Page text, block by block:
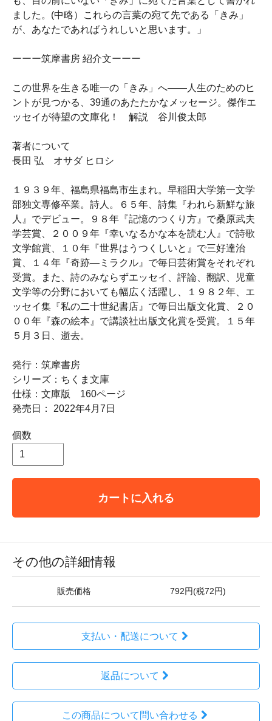
ました。(中略）これらの言葉の宛て先である「きみ」
が、あなたであればうれしいと思います。」
ーーー筑摩書房 紹介文ーーー
この世界を生きる唯一の「きみ」へ――人生のためのヒ
ントが見つかる、39通のあたたかなメッセージ。傑作エ
ッセイが待望の文庫化！ 解説 谷川俊太郎
著者について
長田 弘 オサダ ヒロシ
１９３９年、福島県福島市生まれ。早稲田大学第一文学
部独文専修卒業。詩人。６５年、詩集『われら新鮮な旅
人』でデビュー。９８年『記憶のつくり方』で桑原武夫
学芸賞、２００９年『幸いなるかな本を読む人』で詩歌
文学館賞、１０年『世界はうつくしいと』で三好達治
賞、１４年『奇跡―ミラクル』で毎日芸術賞をそれぞれ
受賞。また、詩のみならずエッセイ、評論、翻訳、児童
文学等の分野においても幅広く活躍し、１９８２年、エ
ッセイ集『私の二十世紀書店』で毎日出版文化賞、２０
００年『森の絵本』で講談社出版文化賞を受賞。１５年
５月３日、逝去。
発行：筑摩書房
シリーズ：ちくま文庫
仕様：文庫版 160ページ
発売日： 2022年4月7日
個数
カートに入れる
その他の詳細情報
販売価格 792円(税72円)
支払い・配送について
返品について
この商品について問い合わせる